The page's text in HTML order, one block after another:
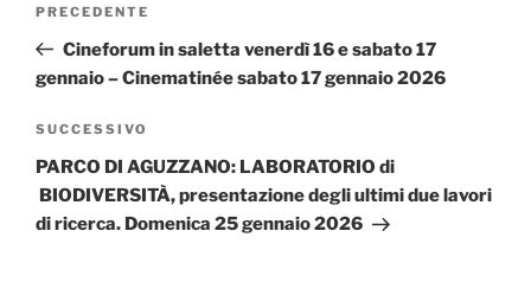
Articolo
precedente:
PRECEDENTE
Cineforum in saletta venerdì 16 e sabato 17
gennaio – Cinematinée sabato 17 gennaio 2026
Articolo
successivo
SUCCESSIVO
PARCO DI AGUZZANO: LABORATORIO di
BIODIVERSITÀ, presentazione degli ultimi due lavori
di ricerca. Domenica 25 gennaio 2026